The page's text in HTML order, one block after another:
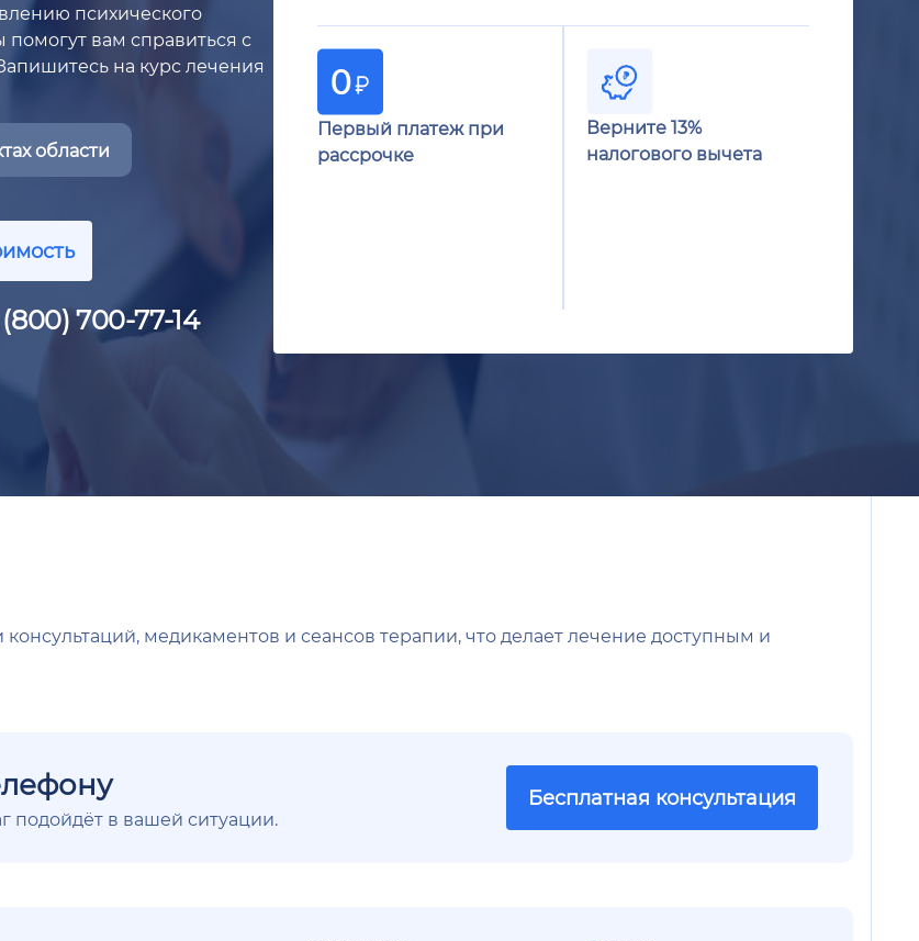
психического
вам справиться с
на курс лечения
области
700-77-14
Первый платеж при
рассрочке
Верните 13%
налогового вычета
медикаментов и сеансов терапии, что делает лечение доступным и
подойдёт в вашей ситуации.
Бесплатная консультация